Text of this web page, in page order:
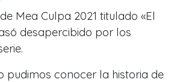
Mea Culpa 2021 titulado «El
desapercibido por los
pudimos conocer la historia de